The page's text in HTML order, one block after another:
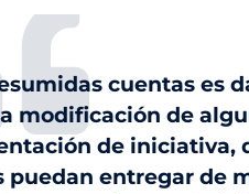
cuentas es
modificación de
de iniciativa,
puedan entregar de